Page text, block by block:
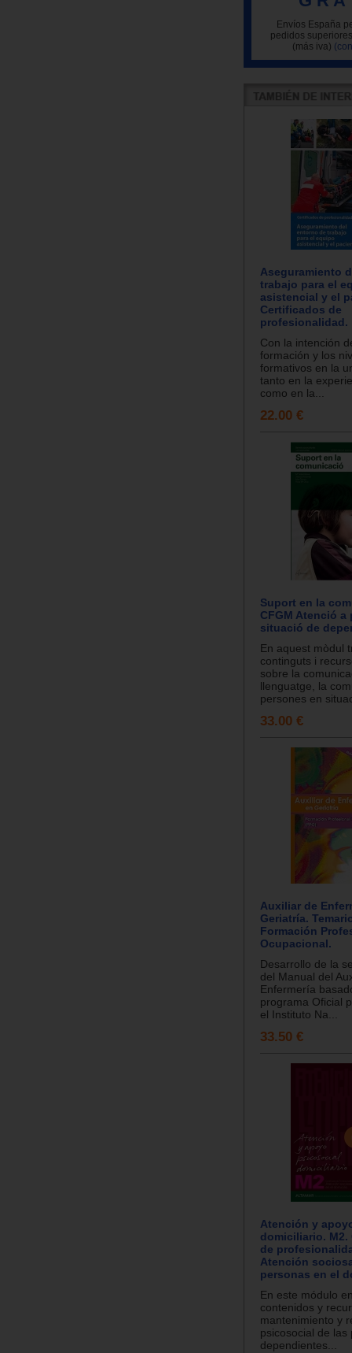
Envíos España
pedidos
(más iva)
Aseguramiento
trabajo para el
asistencial y el
Certificados de
profesionalidad.
Con la intención
formación y los
formativos en la
tanto en la
como en la...
22.00 €
Suport en la
CFGM Atenció a
situació de
En aquest mòdul
continguts i
sobre la
llenguatge, la
persones en
33.00 €
Auxiliar de
Geriatría.
Formación
Ocupacional.
Desarrollo de la
del Manual del
Enfermería
programa Oficial
el Instituto Na...
33.50 €
Atención y
domiciliario. M2.
de
Atención
personas en el
En este módulo
contenidos y
mantenimiento y
psicosocial de las
dependientes...